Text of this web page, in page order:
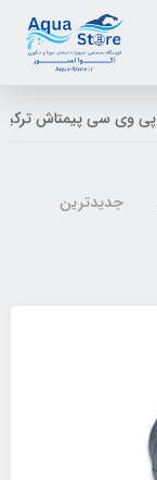
سی پیمتاش ترکیه”
جدیدترین